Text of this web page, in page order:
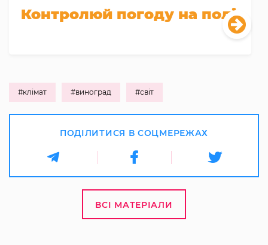
Контролюй погоду на полі
#клімат #виноград #світ
ПОДІЛИТИСЯ В СОЦМЕРЕЖАХ
ВСІ МАТЕРІАЛИ